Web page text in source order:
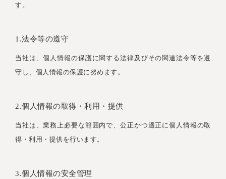
す。
1.法令等の遵守
当社は、個人情報の保護に関する法律及びその関連法令等を遵
守し、個人情報の保護に努めます。
2.個人情報の取得・利用・提供
当社は、業務上必要な範囲内で、公正かつ適正に個人情報の取
得・利用・提供を行います。
3.個人情報の安全管理